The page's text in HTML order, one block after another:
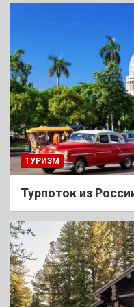
ТУРИЗМ
Турпоток из